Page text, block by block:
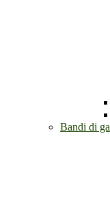
Bandi di